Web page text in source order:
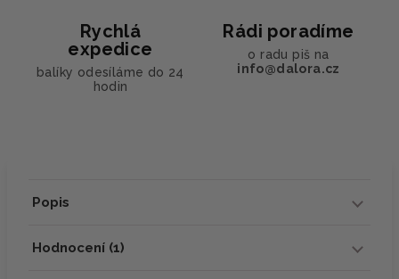
Rychlá
expedice
balíky odesíláme do 24
hodin
Rádi poradíme
o radu piš na
info@dalora.cz
Popis
Hodnocení (1)